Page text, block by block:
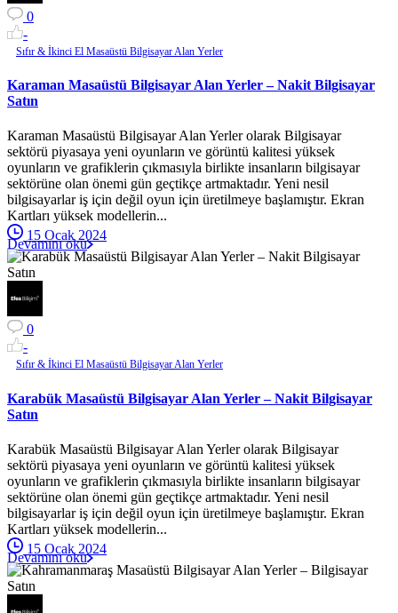
0
-
Sıfır & İkinci El Masaüstü Bilgisayar Alan Yerler
Karaman Masaüstü Bilgisayar Alan Yerler – Nakit Bilgisayar
Satın
Karaman Masaüstü Bilgisayar Alan Yerler olarak Bilgisayar
sektörü piyasaya yeni oyunların ve görüntü kalitesi yüksek
oyunların ve grafiklerin çıkmasıyla birlikte insanların bilgisayar
sektörüne olan önemi gün geçtikçe artmaktadır. Yeni nesil
bilgisayarlar iş için değil oyun için üretilmeye başlamıştır. Ekran
Kartları yüksek modellerin...
15 Ocak 2024
Devamını oku
0
-
Sıfır & İkinci El Masaüstü Bilgisayar Alan Yerler
Karabük Masaüstü Bilgisayar Alan Yerler – Nakit Bilgisayar
Satın
Karabük Masaüstü Bilgisayar Alan Yerler olarak Bilgisayar
sektörü piyasaya yeni oyunların ve görüntü kalitesi yüksek
oyunların ve grafiklerin çıkmasıyla birlikte insanların bilgisayar
sektörüne olan önemi gün geçtikçe artmaktadır. Yeni nesil
bilgisayarlar iş için değil oyun için üretilmeye başlamıştır. Ekran
Kartları yüksek modellerin...
15 Ocak 2024
Devamını oku